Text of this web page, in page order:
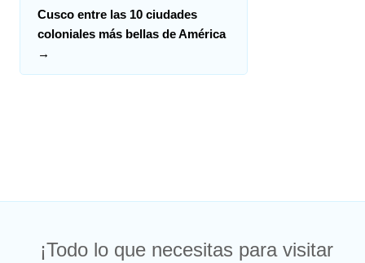
Cusco entre las 10 ciudades
coloniales más bellas de América
→
¡Todo lo que necesitas para visitar